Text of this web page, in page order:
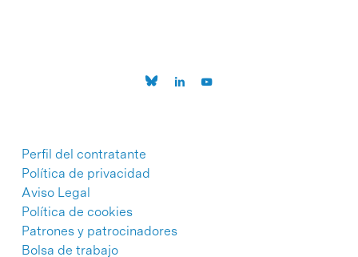
Perfil del contratante
Política de privacidad
Aviso Legal
Política de cookies
Patrones y patrocinadores
Bolsa de trabajo